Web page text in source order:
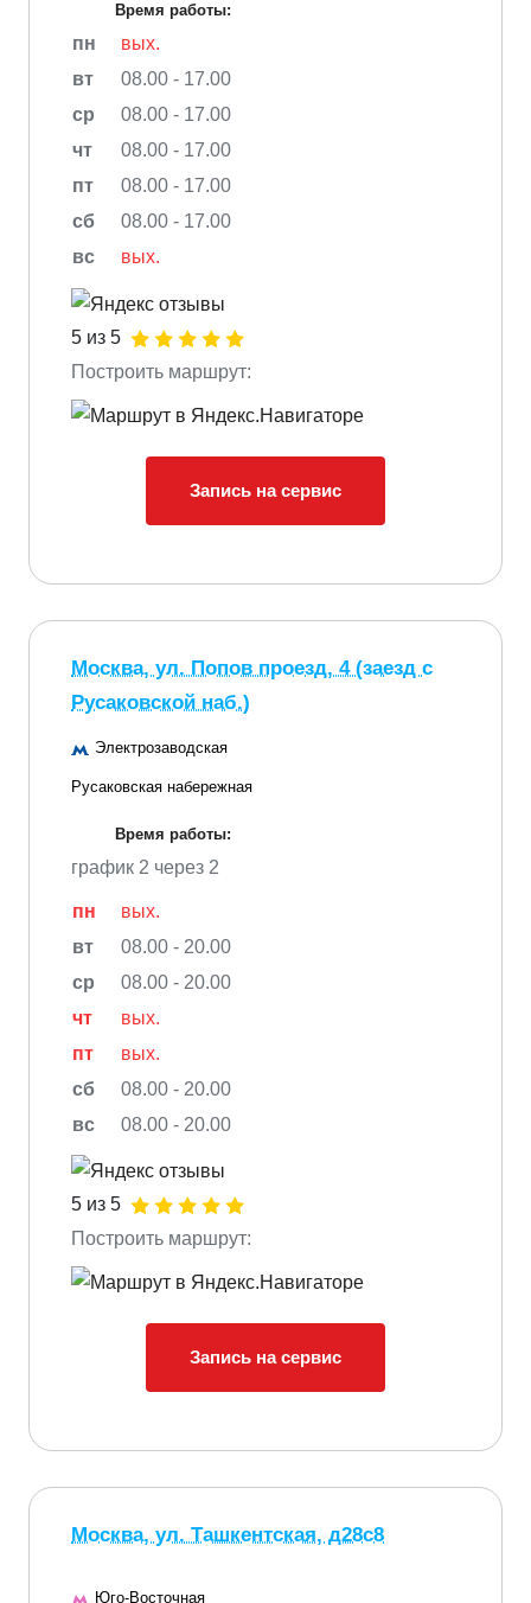
Время работы:
пн
вых.
вт
08.00 - 17.00
ср
08.00 - 17.00
чт
08.00 - 17.00
пт
08.00 - 17.00
сб
08.00 - 17.00
вс
вых.
5 из 5
Построить маршрут:
Запись на сервис
Москва, ул. Попов проезд, 4 (заезд с
Русаковской наб.)
Электрозаводская
Русаковская набережная
Время работы:
график 2 через 2
пн
вых.
вт
08.00 - 20.00
ср
08.00 - 20.00
чт
вых.
пт
вых.
сб
08.00 - 20.00
вс
08.00 - 20.00
5 из 5
Построить маршрут:
Запись на сервис
Москва, ул. Ташкентская, д28с8
Юго-Восточная